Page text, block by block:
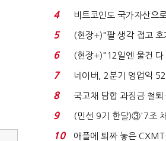
지에 상한가...
4
비트코인도 국가자산으
처분' 기준은 ...
5
(현장+)"팔 생각 접고 호
요"…'덜 똘똘한 한 채'
6
(현장+)"12일엔 물건
빈 매대 채우며 문 연 ...
7
네이버, 2분기 영업익
비 0.2% 감소...
8
국고채 담합 과징금 철
금 폭탄' 우려...
9
(민선 9기 한달)③'7조
격…추미애, 20년...
10
애플에 퇴짜 놓은